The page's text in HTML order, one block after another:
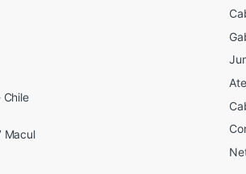
Chile
Macul